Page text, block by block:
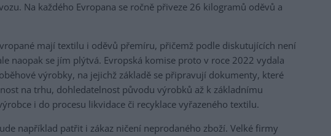
Na každého Evropana se ročně přiveze 26 kilogramů oděvů a
mají textilu i oděvů přemíru, přičemž podle diskutujících není
naopak se jím plýtvá. Evropská komise proto v roce 2022 vydala
výrobky, na jejichž základě se připravují dokumenty, které
na trhu, dohledatelnost původu výrobků až k základnímu
i do procesu likvidace či recyklace vyřazeného textilu.
například patřit i zákaz ničení neprodaného zboží. Velké firmy